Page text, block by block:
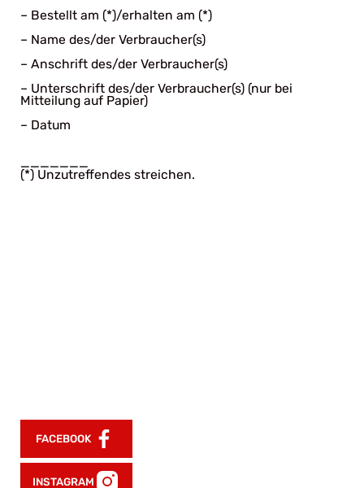
– Bestellt am (*)/erhalten am (*)
– Name des/der Verbraucher(s)
– Anschrift des/der Verbraucher(s)
– Unterschrift des/der Verbraucher(s) (nur bei
Mitteilung auf Papier)
– Datum
_______
(*) Unzutreffendes streichen.
FACEBOOK
INSTAGRAM